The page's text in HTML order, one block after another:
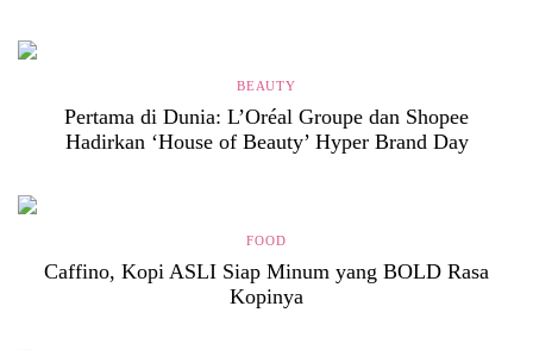
BEAUTY
Pertama di Dunia: L’Oréal Groupe dan Shopee
Hadirkan ‘House of Beauty’ Hyper Brand Day
FOOD
Caffino, Kopi ASLI Siap Minum yang BOLD Rasa
Kopinya